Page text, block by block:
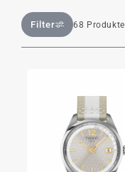
Filter 68 Produkte